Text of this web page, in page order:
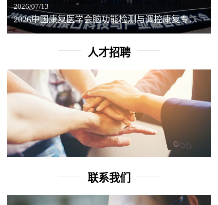
2026/07/13
2026中国康复医学会脑功能检测与调控康复专业委员会学术年会丨脑客中国：脑机接口——EEG驱动TMS闭环调控工作坊
人才招聘
联系我们